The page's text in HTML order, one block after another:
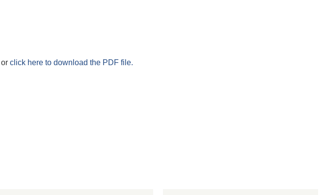
or click here to download the PDF file.